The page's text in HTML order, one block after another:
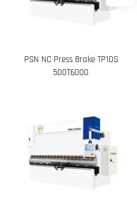
PSN NC Press Brake TP10S
500T6000